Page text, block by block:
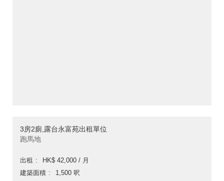
3房2廁,露台永富苑出租單位
跑馬地
出租
HK$ 42,000 / 月
建築面積
1,500 呎